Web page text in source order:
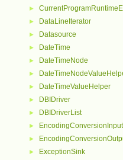
►
► DataLineIterator
► Datasource
► DateTime
► DateTimeNode
►
► DateTimeValueHelper
► DBIDriver
► DBIDriverList
►
►
► ExceptionSink